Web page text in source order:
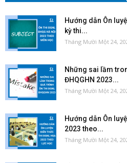
Hướng dẫn Ôn
kỳ thi...
Tháng Mười Một 24,
Những sai lầm
ĐHQGHN 2023...
Tháng Mười Một 24,
Hướng dẫn Ôn
2023 theo...
Tháng Mười Một 24,